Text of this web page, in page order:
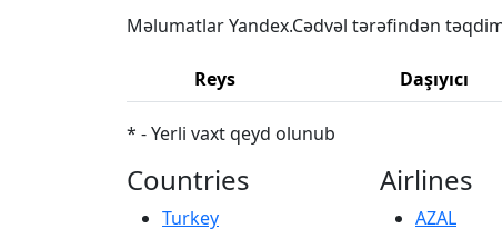
Məlumatlar Yandex.Cədvəl tərəfindən
Reys Daşıyıcı
* - Yerli vaxt qeyd olunub
Countries
Turkey
Airlines
AZAL